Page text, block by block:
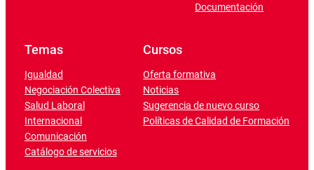
Documentación
Temas
Igualdad
Negociación Colectiva
Salud Laboral
Internacional
Comunicación
Catálogo de servicios
Cursos
Oferta formativa
Noticias
Sugerencia de nuevo curso
Políticas de Calidad de Formación